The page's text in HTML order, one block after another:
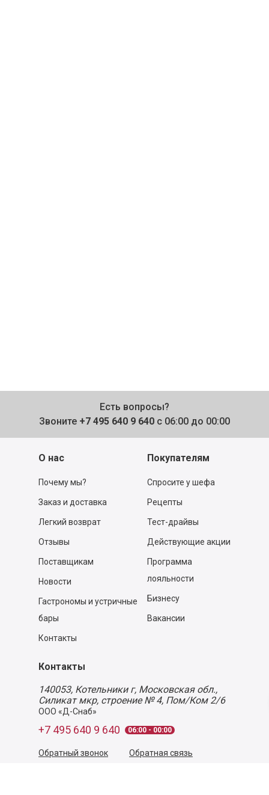
Есть вопросы?
Звоните +7 495 640 9 640 с 06:00 до 00:00
О нас
Почему мы?
Заказ и доставка
Легкий возврат
Отзывы
Поставщикам
Новости
Гастрономы и устричные
бары
Контакты
Покупателям
Спросите у шефа
Рецепты
Тест-драйвы
Действующие акции
Программа
лояльности
Бизнесу
Вакансии
Контакты
140053, Котельники г, Московская обл.,
Силикат мкр, строение № 4, Пом/Ком 2/6
ООО «Д-Снаб»
+7 495 640 9 640 06:00 - 00:00
Обратный звонок Обратная связь